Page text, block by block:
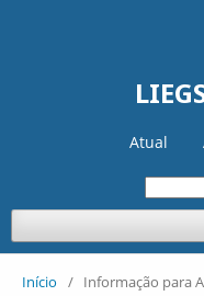
Atual
Início / Informação para